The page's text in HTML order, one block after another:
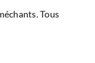
Tous